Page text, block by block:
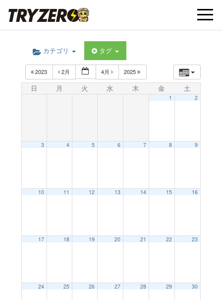
t
カテゴリ タグ
2023 2月 4月 2025
日 月 火 水 木 金 土
1 2
3 4 5 6 7 8 9
10 11 12 13 14 15 16
17 18 19 20 21 22 23
24 25 26 27 28 29 30